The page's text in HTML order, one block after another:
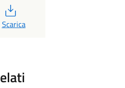
PDF
Scarica